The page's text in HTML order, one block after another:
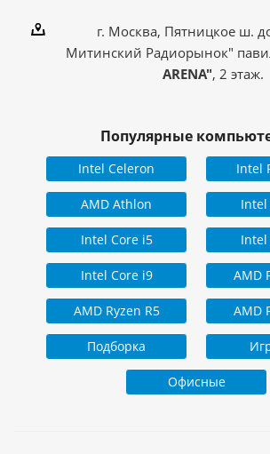
г. Москва, Пятницкое ш.
Митинский Радиорынок"
ARENA", 2 этаж.
Популярные
Intel Celeron Intel
AMD Athlon Intel
Intel Core i5 Intel
Intel Core i9 AMD
AMD Ryzen R5 AMD
Подборка
Офисные